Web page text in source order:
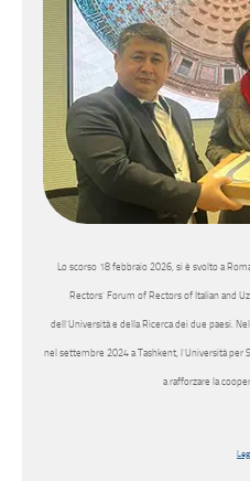
Lo scorso 18 febbraio 2026, si è svolto a
Rectors’ Forum of Rectors of Italian and
dell’Università e della Ricerca dei due paesi.
nel settembre 2024 a Tashkent, l’Università per
a rafforzare la